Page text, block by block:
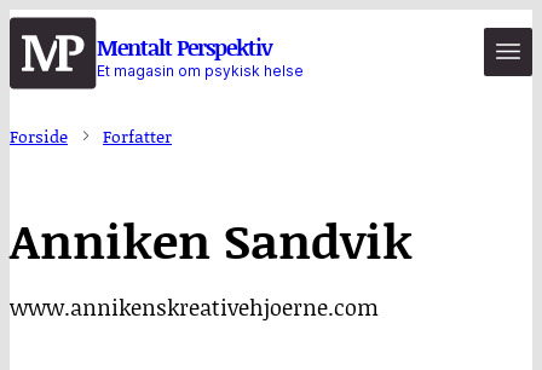
Hopp
til
hovedinnhold
Mentalt Perspektiv
Et magasin om psykisk helse
Forside Forfatter
Anniken Sandvik
www.annikenskreativehjoerne.com